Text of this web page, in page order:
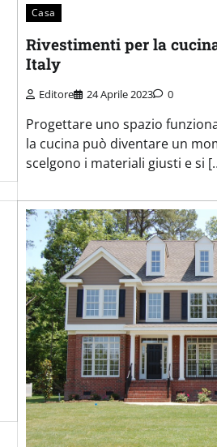
Casa
Rivestimenti per la
Italy
Editore 24 Aprile 2023 0
Progettare uno spazio
la cucina può diventare un
scelgono i materiali giusti e si